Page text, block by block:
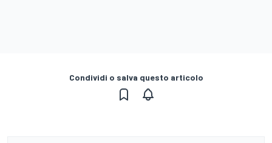
Condividi o salva questo articolo